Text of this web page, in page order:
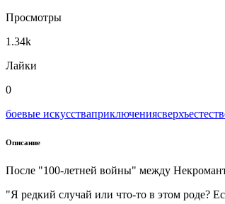
Просмотры
1.34k
Лайки
0
боевые искусстваприключения
Описание
После "100-летней войны" между
"Я редкий случай или что-то в этом роде?